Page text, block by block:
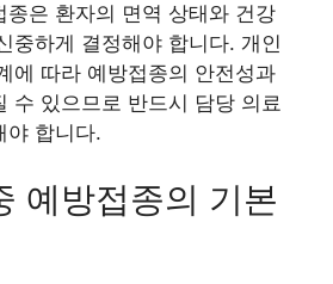
종은 환자의 면역 상태와 건강
중하게 결정해야 합니다. 개인
에 따라 예방접종의 안전성과
수 있으므로 반드시 담당 의료
야 합니다.
예방접종의 기본